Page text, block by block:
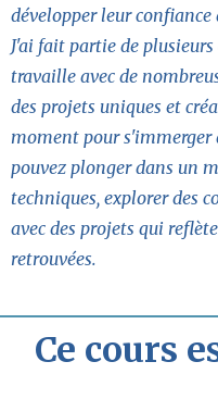
développer leur
J'ai fait partie de
travaille avec de
des projets uniques et
moment pour s'immerger
pouvez plonger dans un
techniques, explorer des
avec des projets qui
retrouvées.
Ce cours